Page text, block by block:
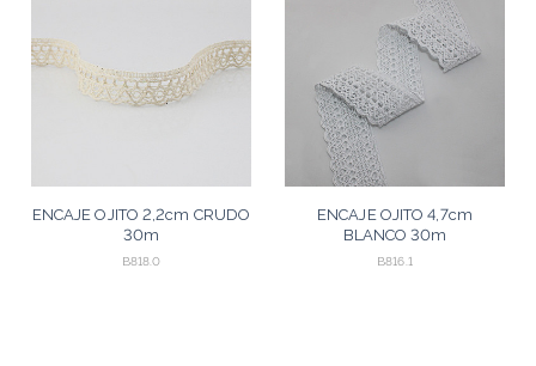
ENCAJE OJITO 2,2cm CRUDO
30m
B818.0
ENCAJE OJITO 4,7cm
BLANCO 30m
B816.1